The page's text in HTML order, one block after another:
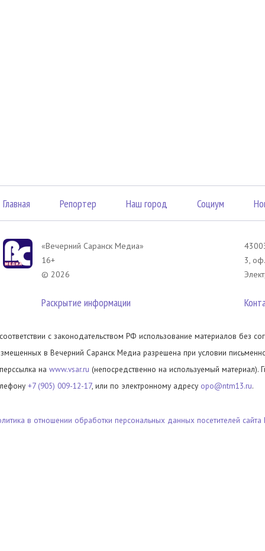
Главная Репортер Наш город Социум
«Вечерний Саранск Mедиа»
16+
© 2026
Раскрытие информации
3,
с законодательством РФ использование материалов без
в Вечерний Саранск Медиа разрешена при условии
на www.vsar.ru (непосредственно на используемый материал).
+7 (905) 009-12-17, или по электронному адресу opo@ntm13.ru.
в отношении обработки персональных данных посетителей